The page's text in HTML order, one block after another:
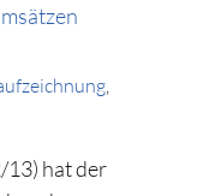
13) hat der